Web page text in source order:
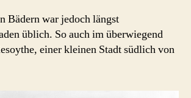
Bädern war jedoch längst
üblich. So auch im überwiegend
einer kleinen Stadt südlich von